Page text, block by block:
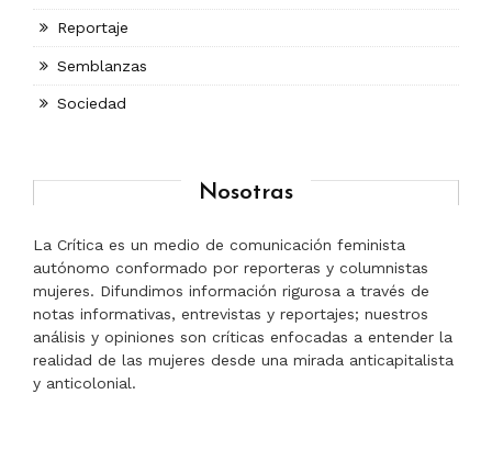
Reportaje
Semblanzas
Sociedad
Nosotras
La Crítica es un medio de comunicación feminista
autónomo conformado por reporteras y columnistas
mujeres. Difundimos información rigurosa a través de
notas informativas, entrevistas y reportajes; nuestros
análisis y opiniones son críticas enfocadas a entender la
realidad de las mujeres desde una mirada anticapitalista
y anticolonial.